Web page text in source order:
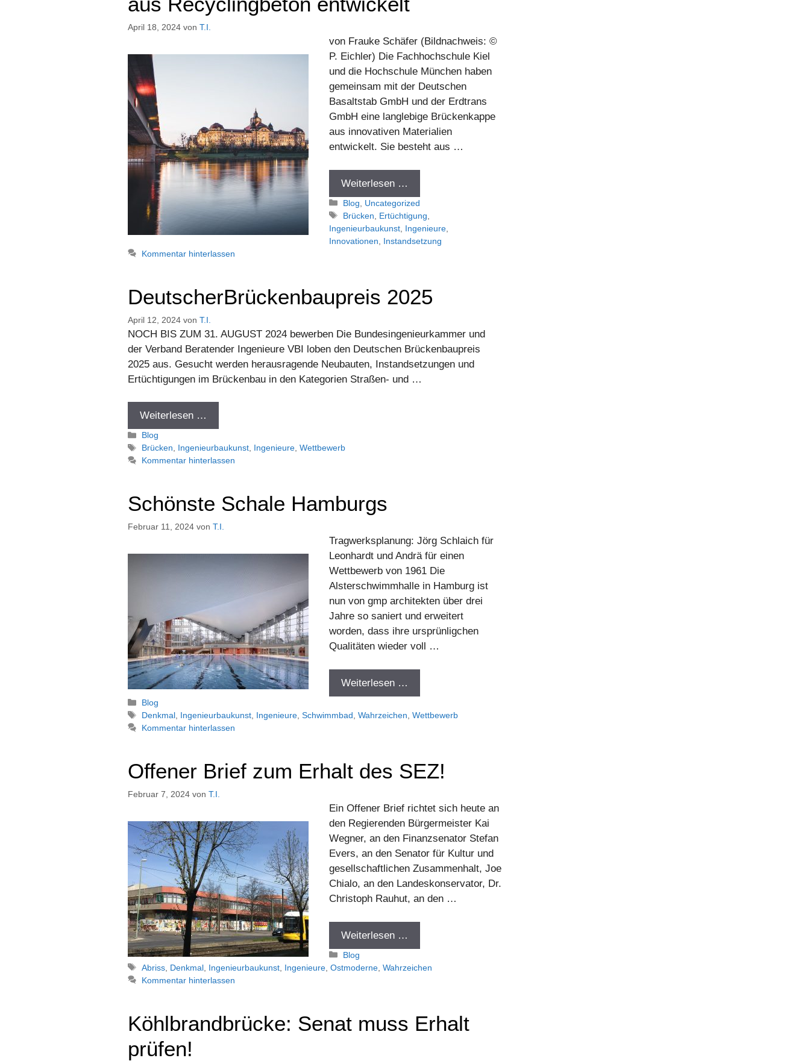
April 18, 2024 von T.I.
von Frauke Schäfer (Bildnachweis: ©
P. Eichler) Die Fachhochschule Kiel
und die Hochschule München haben
gemeinsam mit der Deutschen
Basaltstab GmbH und der Erdtrans
GmbH eine langlebige Brückenkappe
aus innovativen Materialien
entwickelt. Sie besteht aus …
Weiterlesen …
Kategorien
Blog
Uncategorized
Schlagwörter
Brücken Ertüchtigung
Ingenieurbaukunst Ingenieure
Innovationen
Instandsetzung
Kommentar hinterlassen
DeutscherBrückenbaupreis 2025
April 12, 2024 von T.I.
NOCH BIS ZUM 31. AUGUST 2024 bewerben Die Bundesingenieurkammer und
der Verband Beratender Ingenieure VBI loben den Deutschen Brückenbaupreis
2025 aus. Gesucht werden herausragende Neubauten, Instandsetzungen und
Ertüchtigungen im Brückenbau in den Kategorien Straßen- und …
Weiterlesen …
Kategorien
Blog
Schlagwörter
Brücken, Ingenieurbaukunst, Ingenieure,Wettbewerb
Kommentar hinterlassen
Schönste Schale Hamburgs
Februar 11, 2024 von T.I.
Tragwerksplanung: Jörg Schlaich für
Leonhardt und Andrä für einen
Wettbewerb von 1961 Die
Alsterschwimmhalle in Hamburg ist
nun von gmp architekten über drei
Jahre so saniert und erweitert
worden, dass ihre ursprünligchen
Qualitäten wieder voll …
Weiterlesen …
Kategorien
Blog
Schlagwörter
Denkmal Ingenieurbaukunst Ingenieure ,Schwimmbad ,Wahrzeichen ,Wettbewerb
Kommentar hinterlassen
Offener Brief zum Erhalt des SEZ!
Februar 7, 2024 von T.I.
Ein Offener Brief richtet sich heute an
den Regierenden Bürgermeister Kai
Wegner, an den Finanzsenator Stefan
Evers, an den Senator für Kultur und
gesellschaftlichen Zusammenhalt, Joe
Chialo, an den Landeskonservator, Dr.
Christoph Rauhut, an den …
Weiterlesen …
Kategorien
Blog
Schlagwörter
Abriss Denkmal Ingenieurbaukunst Ingenieure ,Ostmoderne ,Wahrzeichen
Kommentar hinterlassen
Köhlbrandbrücke: Senat muss Erhalt
prüfen!